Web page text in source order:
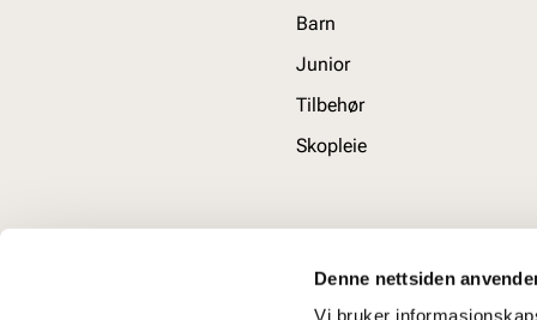
Denne nettsiden
Vi bruker
Barn
Junior
Tilbehør
Skopleie